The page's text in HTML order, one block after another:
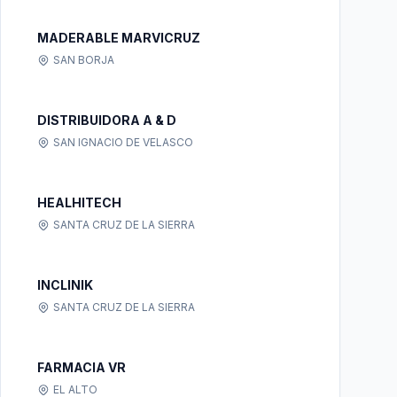
MADERABLE MARVICRUZ
SAN BORJA
DISTRIBUIDORA A & D
SAN IGNACIO DE VELASCO
HEALHITECH
SANTA CRUZ DE LA SIERRA
INCLINIK
SANTA CRUZ DE LA SIERRA
FARMACIA VR
EL ALTO